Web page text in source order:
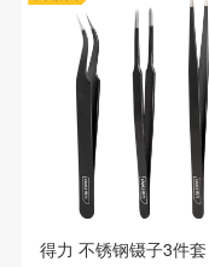
得力 不锈钢镊子3件套